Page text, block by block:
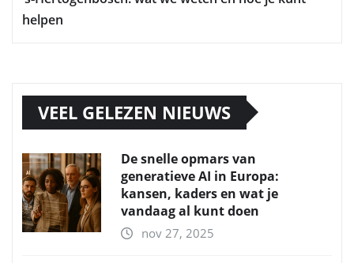
helpen
VEEL GELEZEN NIEUWS
De snelle opmars van
generatieve AI in Europa:
kansen, kaders en wat je
vandaag al kunt doen
nov 27, 2025